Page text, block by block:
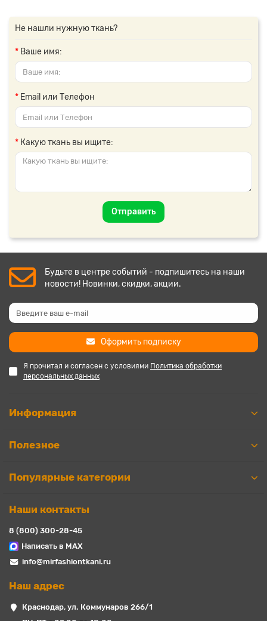
Не нашли нужную ткань?
Ваше имя:
Email или Телефон
Какую ткань вы ищите:
Отправить
Будьте в центре событий - подпишитесь на наши
новости! Новинки, скидки, акции.
Оформить подписку
Я прочитал и согласен с условиями Политика обработки
персональных данных
Информация
Полезное
Популярные категории
Наши контакты
8 (800) 300-28-45
Написать в MAX
info@mirfashiontkani.ru
Наш адрес
Краснодар, ул. Коммунаров 266/1